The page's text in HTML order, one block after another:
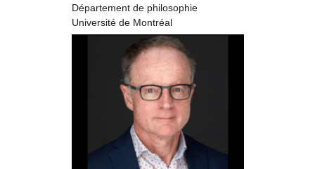
Département de philosophie
Université de Montréal